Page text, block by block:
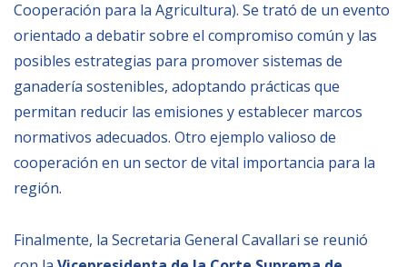
Cooperación para la Agricultura). Se trató de un evento
orientado a debatir sobre el compromiso común y las
posibles estrategias para promover sistemas de
ganadería sostenibles, adoptando prácticas que
permitan reducir las emisiones y establecer marcos
normativos adecuados. Otro ejemplo valioso de
cooperación en un sector de vital importancia para la
región.
Finalmente, la Secretaria General Cavallari se reunió